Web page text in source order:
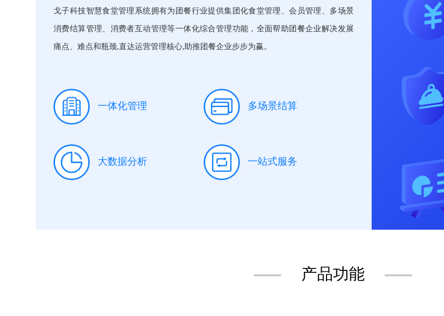
戈子科技智慧食堂管理系统拥有为团餐行业提供集团化食堂管理、会员管理、多场景
消费结算管理、消费者互动管理等一体化综合管理功能，全面帮助团餐企业解决发展
痛点、难点和瓶颈,直达运营管理核心,助推团餐企业步步为赢。
一体化管理 多场景结算
大数据分析 一站式服务
产品功能